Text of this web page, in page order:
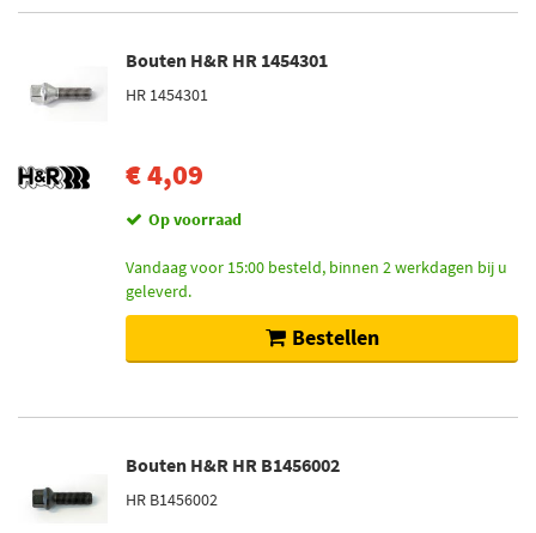
Bouten H&R HR 1454301
HR 1454301
€ 4,09
Op voorraad
Vandaag voor 15:00 besteld, binnen 2 werkdagen bij u
geleverd.
Bestellen
Bouten H&R HR B1456002
HR B1456002